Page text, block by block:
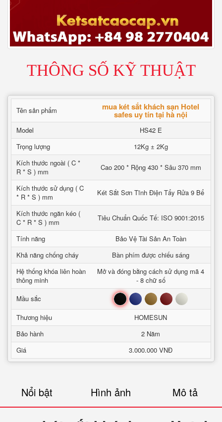
THÔNG SỐ KỸ THUẬT
Tên sản phẩm mua két sắt khách sạn Hotel
safes uy tín tại hà nội
Model
HS42 E
Trọng lượng
12Kg ± 2Kg
Kích thước ngoài ( C *
R * S ) mm
Cao 200 * Rộng 430 * Sâu 370 mm
Kích thước sử dụng ( C
* R * S ) mm
Két Sắt Sơn Tĩnh Điện Tẩy Rửa 9 Bể
Kích thước ngăn kéo (
C * R * S ) mm
Tiêu Chuẩn Quốc Tế: ISO 9001:2015
Tính năng
Bảo Vệ Tài Sản An Toàn
Khả năng chống cháy
Bàn phím được chiếu sáng
Hệ thống khóa liên hoàn
thông minh
Mở và đóng bằng cách sử dụng mã 4
- 8 chữ số
Mầu sắc
Đen Xanh Nâu Đỏ Trắng
Thương hiệu
HOMESUN
Bảo hành
2 Năm
Giá
3.000.000 VNĐ
Nổi bật Hình ảnh Mô tả